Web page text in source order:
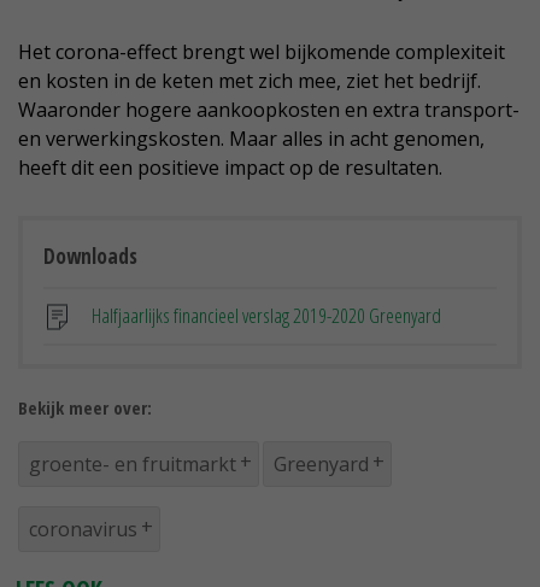
Het corona-effect brengt wel bijkomende complexiteit
en kosten in de keten met zich mee, ziet het bedrijf.
Waaronder hogere aankoopkosten en extra transport-
en verwerkingskosten. Maar alles in acht genomen,
heeft dit een positieve impact op de resultaten.
Downloads
Halfjaarlijks financieel verslag 2019-2020 Greenyard
Bekijk meer over:
groente- en fruitmarkt Greenyard
coronavirus